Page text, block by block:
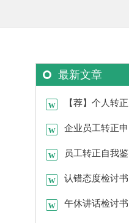
最新文章
【荐】个人转正
申请书企业员工转正申
请书汇编15篇
员工转正自我鉴
定15篇认错态度检讨书
15篇午休讲话检讨书